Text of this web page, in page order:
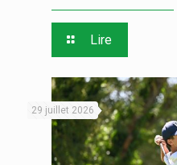
Lire
29 juillet 2026